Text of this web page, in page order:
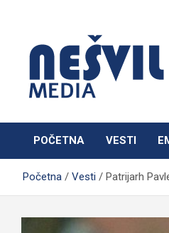
Nešvil
POČETNA VESTI
Početna Vesti Patrijarh